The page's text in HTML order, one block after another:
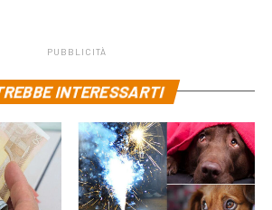
PUBBLICITÀ
INTERESSARTI